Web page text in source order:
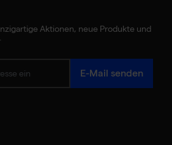
Aktionen, neue Produkte und
E-Mail senden